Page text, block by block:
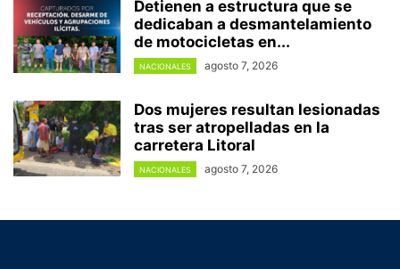
Detienen a estructura que se
dedicaban a desmantelamiento
de motocicletas en...
NACIONALES agosto 7, 2026
Dos mujeres resultan lesionadas
tras ser atropelladas en la
carretera Litoral
NACIONALES agosto 7, 2026